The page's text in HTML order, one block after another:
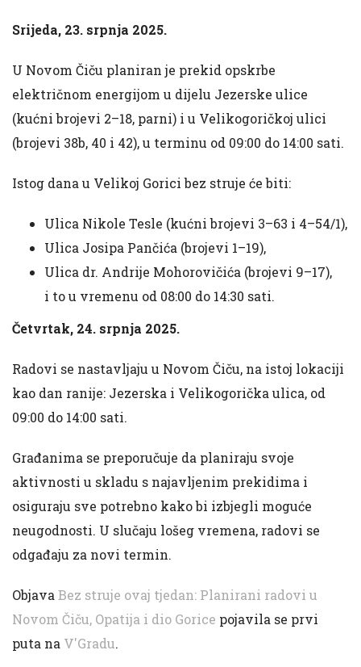
Srijeda, 23. srpnja 2025.
U Novom Čiču planiran je prekid opskrbe
električnom energijom u dijelu Jezerske ulice
(kućni brojevi 2–18, parni) i u Velikogoričkoj ulici
(brojevi 38b, 40 i 42), u terminu od 09:00 do 14:00 sati.
Istog dana u Velikoj Gorici bez struje će biti:
Ulica Nikole Tesle (kućni brojevi 3–63 i 4–54/1),
Ulica Josipa Pančića (brojevi 1–19),
Ulica dr. Andrije Mohorovičića (brojevi 9–17),
i to u vremenu od 08:00 do 14:30 sati.
Četvrtak, 24. srpnja 2025.
Radovi se nastavljaju u Novom Čiču, na istoj lokaciji
kao dan ranije: Jezerska i Velikogorička ulica, od
09:00 do 14:00 sati.
Građanima se preporučuje da planiraju svoje
aktivnosti u skladu s najavljenim prekidima i
osiguraju sve potrebno kako bi izbjegli moguće
neugodnosti. U slučaju lošeg vremena, radovi se
odgađaju za novi termin.
Objava Bez struje ovaj tjedan: Planirani radovi u
Novom Čiču, Opatija i dio Gorice pojavila se prvi
puta na V'Gradu.